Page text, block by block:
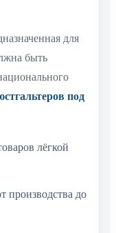
для
быть
под
лёгкой
производства до